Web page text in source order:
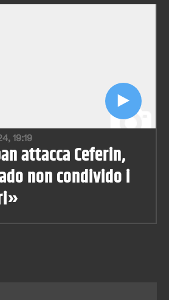
19:19
attacca Ceferin,
non condivido i